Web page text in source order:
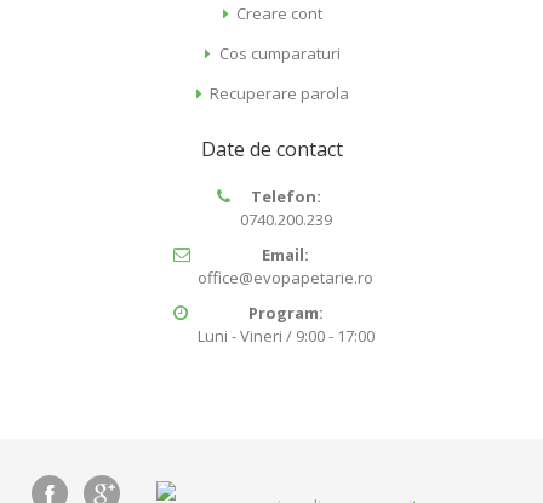
Creare cont
Cos cumparaturi
Recuperare parola
Date de contact
Telefon:
0740.200.239
Email:
office@evopapetarie.ro
Program:
Luni - Vineri / 9:00 - 17:00